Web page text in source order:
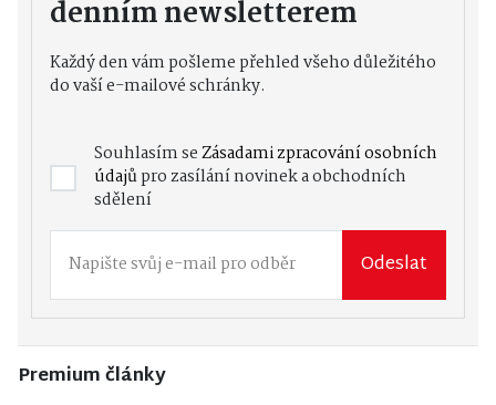
denním newsletterem
Každý den vám pošleme přehled všeho důležitého
do vaší e-mailové schránky.
Souhlasím seZásadami zpracování osobních
údajůpro zasílání novinek a obchodních
sdělení
Odeslat
Premium články